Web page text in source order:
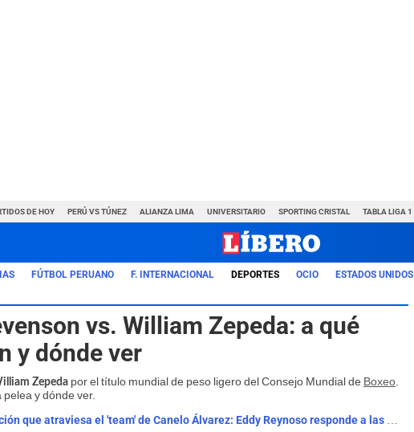
DE HOY PERÚ VS TÚNEZ ALIANZA LIMA UNIVERSITARIO SPORTING CRISTAL TABLA LIGA 1
FÚTBOL PERUANO F. INTERNACIONAL DEPORTES OCIO ESTADOS UNIDOS
vs. William Zepeda: a qué
y dónde ver
Zepeda por el título mundial de peso ligero del Consejo Mundial de Boxeo
y dónde ver.
La complicada situación que atraviesa el 'team' de Canelo Álvarez: Eddy Reynoso responde a las acusaciones de antidopaje